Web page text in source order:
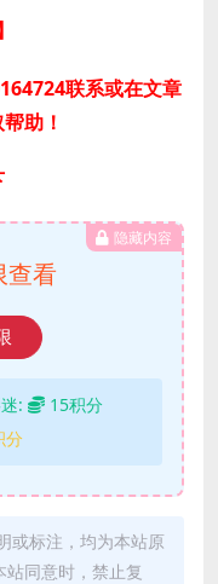
联系或在文章
助！
隐藏内容
查看
:
15积分
分
或标注，均为本站原
同意时，禁止复